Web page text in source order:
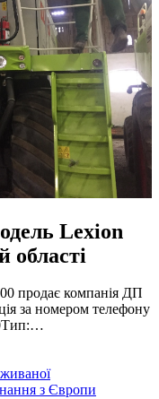
Lexion
області
продає компанія ДП
за номером телефону
з Європи